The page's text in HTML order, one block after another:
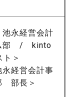
永経営会計
部 / kinto
＞
経営会計事
部長＞